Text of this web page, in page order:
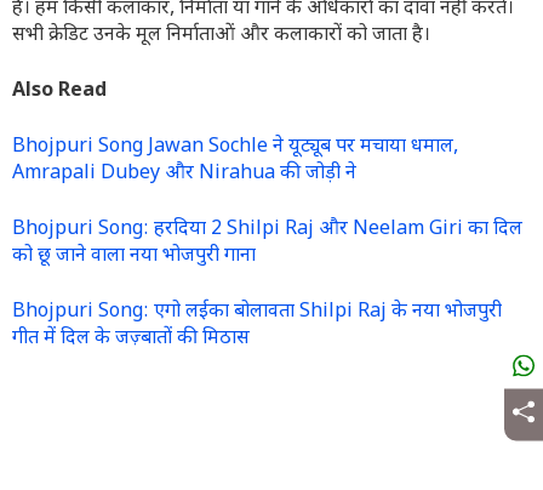
है। हम किसी कलाकार, निर्माता या गाने के अधिकारों का दावा नहीं करते।
सभी क्रेडिट उनके मूल निर्माताओं और कलाकारों को जाता है।
Also Read
Bhojpuri Song Jawan Sochle ने यूट्यूब पर मचाया धमाल,
Amrapali Dubey और Nirahua की जोड़ी ने
Bhojpuri Song: हरदिया 2 Shilpi Raj और Neelam Giri का दिल
को छू जाने वाला नया भोजपुरी गाना
Bhojpuri Song: एगो लईका बोलावता Shilpi Raj के नया भोजपुरी
गीत में दिल के जज़्बातों की मिठास